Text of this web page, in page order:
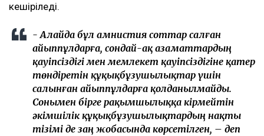
кешіріледі.
- Алайда бұл амнистия соттар салған
айыппұлдарға, сондай-ақ азаматтардың
қауіпсіздігі мен мемлекет қауіпсіздігіне қатер
төндіретін құқықбұзушылықтар үшін
салынған айыппұлдарға қолданылмайды.
Сонымен бірге рақымшылыққа кірмейтін
әкімшілік құқықбұзушылықтардың нақты
тізімі де заң жобасында көрсетілген, – деп